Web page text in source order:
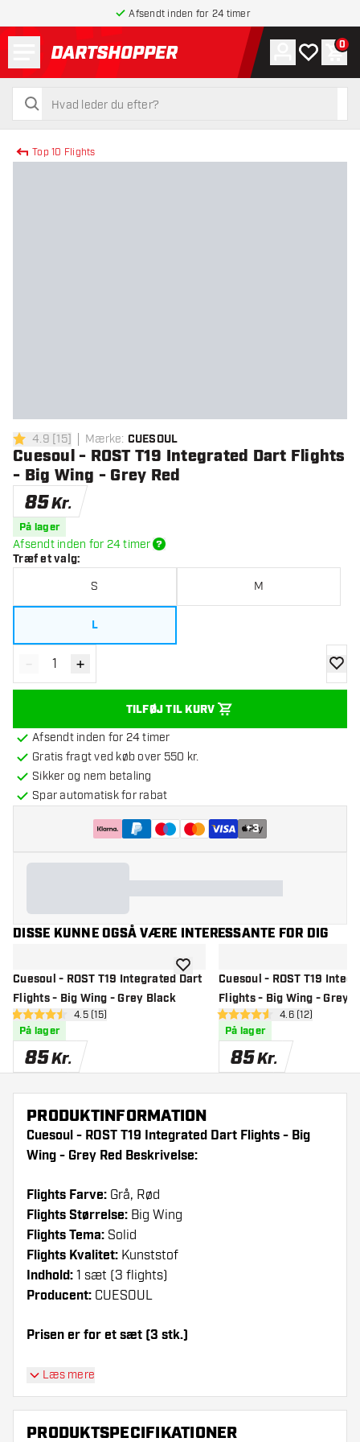
Afsendt inden for 24 timer
tilbage til forsiden
søg
søg
Konto
Min 0
Top 10 Flights
4.9 bedømmelsesstjerner
4.9 [15] Mærke: CUESOUL
Cuesoul - ROST T19 Integrated Dart Flights
- Big Wing - Grey Red
85Kr.
På lager
Afsendt inden for 24 timer
Træf et valg:
S M
L
Reducér antal
- Øg antal
+
TILFØJ TIL KURV
Afsendt inden for 24 timer
Gratis fragt ved køb over 550 kr.
Sikker og nem betaling
Spar automatisk for rabat
+3
DISSE KUNNE OGSÅ VÆRE INTERESSANTE FOR DIG
Cuesoul - ROST T19 Integrated Dart
Flights - Big Wing - Grey Black
åbn anmeldelsespanel
4.5 bedømmelsesstjerner
4.5 (15)
På lager
85Kr.
tilføje til ønskelisteCuesoul - ROST T19
Flights - Big Wing - Grey
åbn
4.6 bedømmelsesstjerner
4.6 (12)
På lager
85Kr.
PRODUKTINFORMATION
Cuesoul - ROST T19 Integrated Dart Flights - Big
Wing - Grey Red Beskrivelse:
Flights Farve: Grå, Rød
Flights Størrelse: Big Wing
Flights Tema: Solid
Flights Kvalitet: Kunststof
Indhold: 1 sæt (3 flights)
Producent: CUESOUL
Prisen er for et sæt (3 stk.)
Dartshopper-tip!
Sørg for, at du har masser af flights og shafts
på lager. Disse kan blive beskadiget eller
Læs mere
PRODUKTSPECIFIKATIONER